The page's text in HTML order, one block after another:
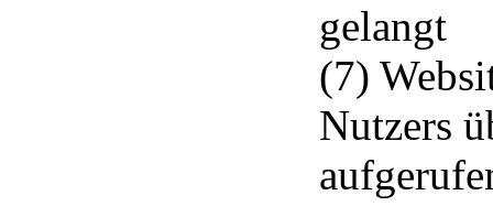
gelangt
(7)
Nutzers